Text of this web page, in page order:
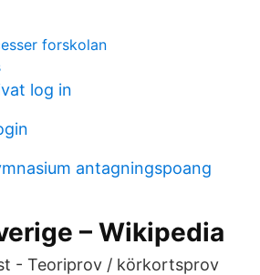
forskolan
log in
antagningspoang
– Wikipedia
- Teoriprov / körkortsprov